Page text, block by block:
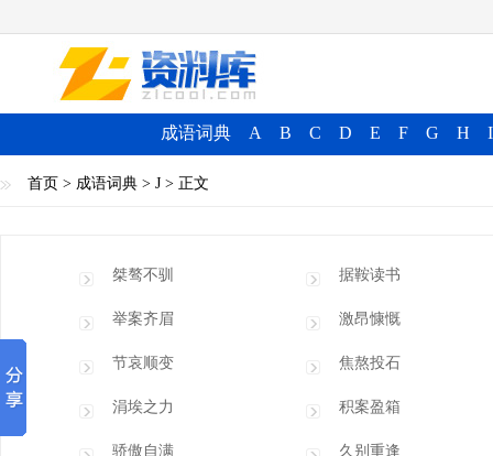
成语词典 A B C D E F G H I
首页 > 成语词典 > J > 正文
桀骜不驯 据鞍读书
举案齐眉 激昂慷慨
节哀顺变 焦熬投石
涓埃之力 积案盈箱
骄傲自满 久别重逢